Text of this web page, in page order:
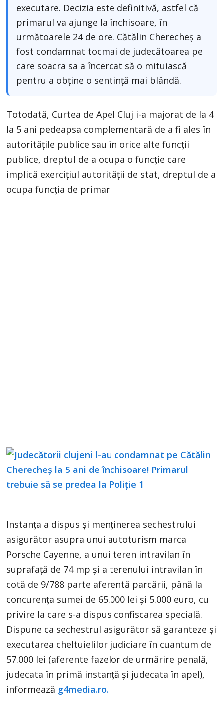
executare. Decizia este definitivă, astfel că
primarul va ajunge la închisoare, în
următoarele 24 de ore. Cătălin Cherecheș a
fost condamnat tocmai de judecătoarea pe
care soacra sa a încercat să o mituiască
pentru a obține o sentință mai blândă.
Totodată, Curtea de Apel Cluj i-a majorat de la 4
la 5 ani pedeapsa complementară de a fi ales în
autorităţile publice sau în orice alte funcţii
publice, dreptul de a ocupa o funcţie care
implică exerciţiul autorităţii de stat, dreptul de a
ocupa funcţia de primar.
Instanța a dispus și menținerea sechestrului
asigurător asupra unui autoturism marca
Porsche Cayenne, a unui teren intravilan în
suprafaţă de 74 mp şi a terenului intravilan în
cotă de 9/788 parte aferentă parcării, până la
concurenţa sumei de 65.000 lei şi 5.000 euro, cu
privire la care s-a dispus confiscarea specială.
Dispune ca sechestrul asigurător să garanteze şi
executarea cheltuielilor judiciare în cuantum de
57.000 lei (aferente fazelor de urmărire penală,
judecata în primă instanţă şi judecata în apel),
informează g4media.ro.